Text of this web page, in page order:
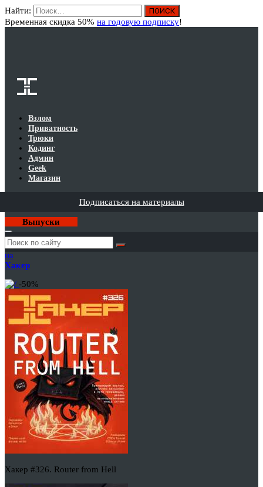
Найти:
Временная скидка 50% на годовую подписку!
Взлом
Приватность
Трюки
Кодинг
Админ
Geek
Магазин
Подписаться на материалы
Выпуски
Годовая
подписка
на
Хакер
-50%
Хакер #326. Router from Hell